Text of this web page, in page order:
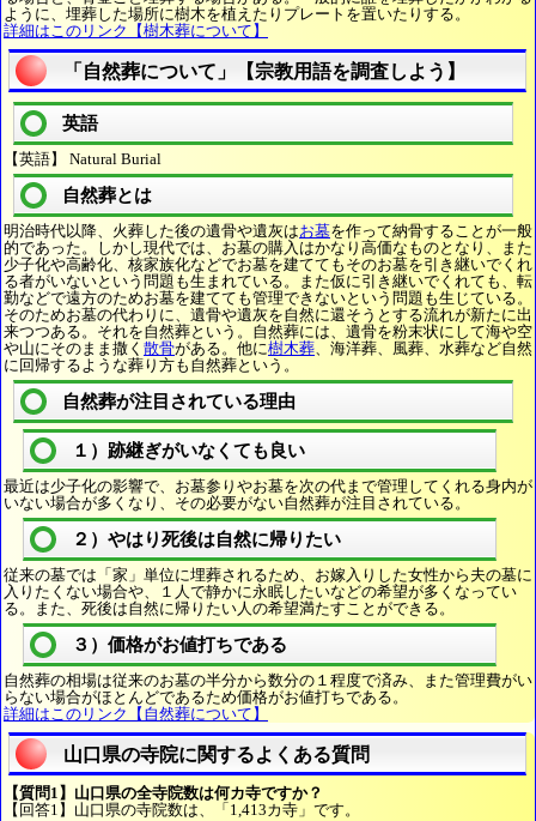
ように、埋葬した場所に樹木を植えたりプレートを置いたりする。
詳細はこのリンク【樹木葬について】
「自然葬について」【宗教用語を調査しよう】
英語
【英語】 Natural Burial
自然葬とは
明治時代以降、火葬した後の遺骨や遺灰はお墓を作って納骨することが一般
的であった。しかし現代では、お墓の購入はかなり高価なものとなり、また
少子化や高齢化、核家族化などでお墓を建ててもそのお墓を引き継いでくれ
る者がいないという問題も生まれている。また仮に引き継いでくれても、転
勤などで遠方のためお墓を建てても管理できないという問題も生じている。
そのためお墓の代わりに、遺骨や遺灰を自然に還そうとする流れが新たに出
来つつある。それを自然葬という。自然葬には、遺骨を粉末状にして海や空
や山にそのまま撒く 散骨がある。他に樹木葬、海洋葬、風葬、水葬など自然
に回帰するような葬り方も自然葬という。
自然葬が注目されている理由
１）跡継ぎがいなくても良い
最近は少子化の影響で、お墓参りやお墓を次の代まで管理してくれる身内が
いない場合が多くなり、その必要がない自然葬が注目されている。
２）やはり死後は自然に帰りたい
従来の墓では「家」単位に埋葬されるため、お嫁入りした女性から夫の墓に
入りたくない場合や、１人で静かに永眠したいなどの希望が多くなってい
る。また、死後は自然に帰りたい人の希望満たすことができる。
３）価格がお値打ちである
自然葬の相場は従来のお墓の半分から数分の１程度で済み、また管理費がい
らない場合がほとんどであるため価格がお値打ちである。
詳細はこのリンク【自然葬について】
山口県の寺院に関するよくある質問
【質問1】山口県の全寺院数は何カ寺ですか？
【回答1】山口県の寺院数は、「1,413カ寺」です。